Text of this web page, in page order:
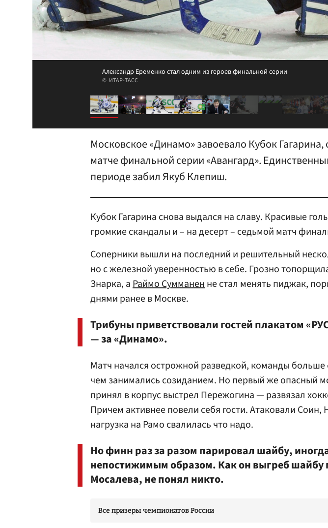
Александр Еременко стал одним из героев финальной серии
ИТАР-ТАСС
Московское «Динамо» завоевало Кубок
матче финальной серии «Авангард».
периоде забил Якуб Клепиш.
Кубок Гагарина снова выдался на славу. Красивые
громкие скандалы и – на десерт – седьмой матч
Соперники вышли на последний и решительный
но с железной уверенностью в себе. Грозно
Знарка, аРаймо Сумманенне стал менять пиджак,
днями ранее в Москве.
Трибуны приветствовали гостей плакатом
— за «Динамо».
Матч начался острожной разведкой, команды больше
чем занимались созиданием. Но первый же опасный
принял в корпус выстрел Пережогина — развязал
Причем активнее повели себя гости. Атаковали Соин,
нагрузка на Рамо свалилась что надо.
Но финн раз за разом парировал шайбу,
непостижимым образом. Как он выгреб шайбу
Мосалева, не понял никто.
Все призеры чемпионатов России